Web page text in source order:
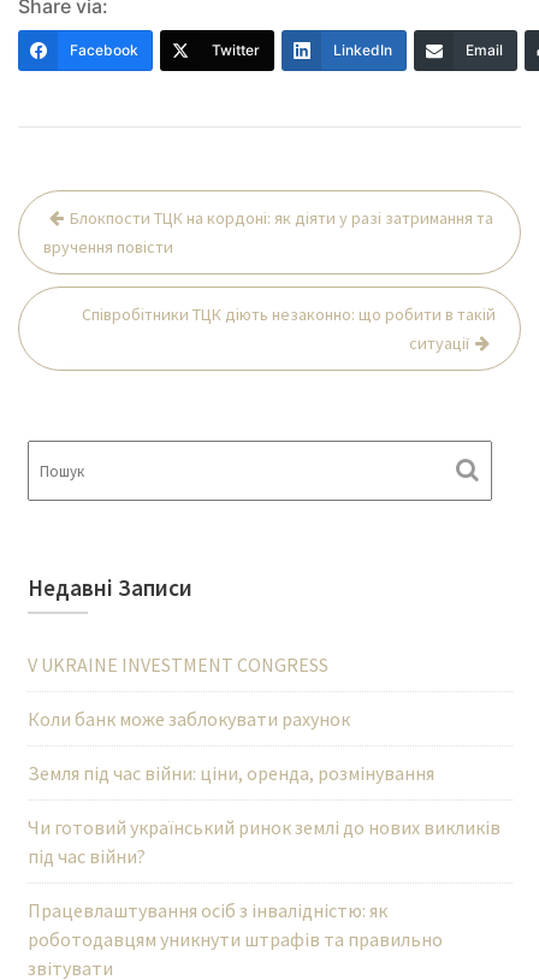
Share via:
Facebook Twitter LinkedIn Email
Навігація
записів
Блокпости ТЦК на кордоні: як діяти у разі затримання та
вручення повісти
Співробітники ТЦК діють незаконно: що робити в такій
ситуації
Недавні Записи
V UKRAINE INVESTMENT CONGRESS
Коли банк може заблокувати рахунок
Земля під час війни: ціни, оренда, розмінування
Чи готовий український ринок землі до нових викликів
під час війни?
Працевлаштування осіб з інвалідністю: як
роботодавцям уникнути штрафів та правильно
звітувати